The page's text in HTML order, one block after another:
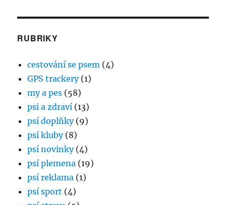
RUBRIKY
cestování se psem (4)
GPS trackery(1)
my a pes (58)
psi a zdraví (13)
psí doplňky(9)
psí kluby(8)
psí novinky(4)
psí plemena (19)
psí reklama (1)
psí sport (4)